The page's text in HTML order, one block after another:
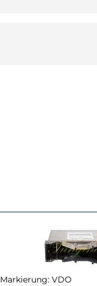
Markierung: VDO